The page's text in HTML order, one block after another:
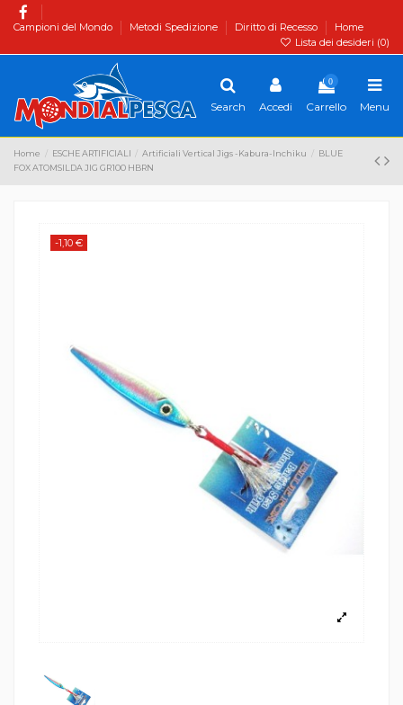
Campioni del Mondo Metodi Spedizione Diritto di Recesso
Home
Lista dei desideri (0)
Search Accedi
0
Carrello Menu
Home ESCHE ARTIFICIALI Artificiali Vertical Jigs -Kabura-Inchiku
BLUE
FOX ATOMSILDA JIG GR100 HBRN
-1,10 €